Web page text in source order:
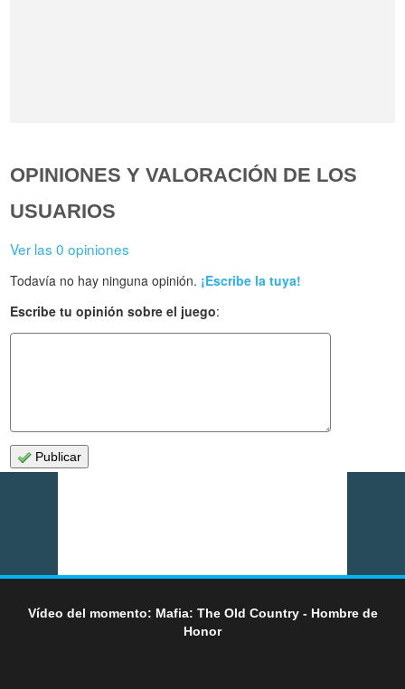
OPINIONES Y VALORACIÓN DE LOS
USUARIOS
Ver las 0 opiniones
Todavía no hay ninguna opinión. ¡Escribe la tuya!
Escribe tu opinión sobre el juego:
Publicar
Vídeo del momento: Mafia: The Old Country - Hombre de
Honor